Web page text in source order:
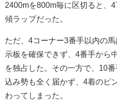
2400mを800m毎に区切ると、
傾ラップだった。
ただ、4コーナー3番手以内の
示板を確保できず、4番手から
を独占した。その一方で、10
込み勢も全く届かず、4着のピ
わってしまった。